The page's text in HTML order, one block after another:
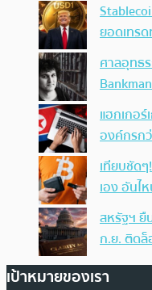
ยอดเทร
ศาลอุทธ
แฮกเกอร์
องค์กรก
เทียบชัด
เอง อันไ
สหรัฐฯ ยื
ก.ย. ติดล็
เป้าหมายของเรา